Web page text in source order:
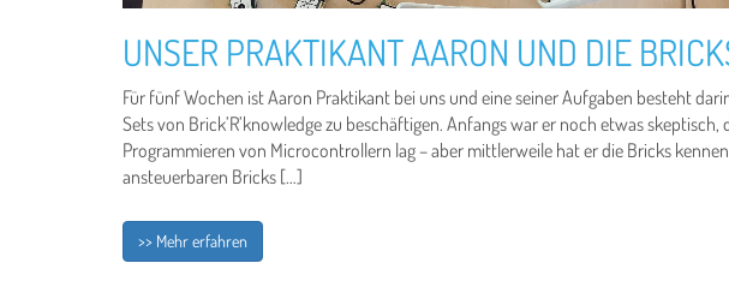
UNSER PRAKTIKANT AARON UND DIE
Für fünf Wochen ist Aaron Praktikant bei uns und eine seiner Aufgaben besteht
Sets von Brick’R’knowledge zu beschäftigen. Anfangs war er noch etwas skeptisch,
Programmieren von Microcontrollern lag – aber mittlerweile hat er die Bricks
ansteuerbaren Bricks […]
>> Mehr erfahren